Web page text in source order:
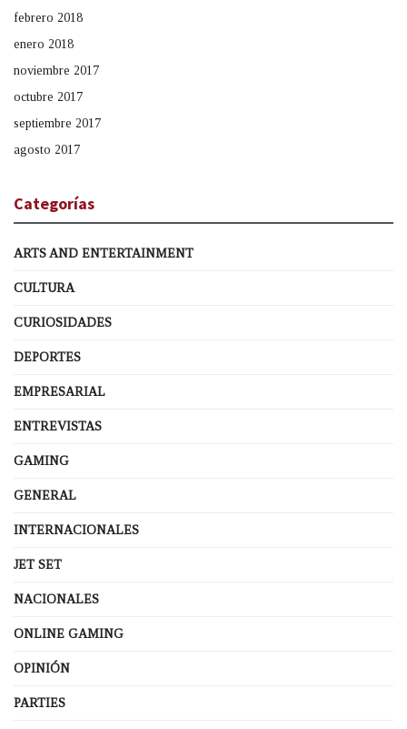
febrero 2018
enero 2018
noviembre 2017
octubre 2017
septiembre 2017
agosto 2017
Categorías
ARTS AND ENTERTAINMENT
CULTURA
CURIOSIDADES
DEPORTES
EMPRESARIAL
ENTREVISTAS
GAMING
GENERAL
INTERNACIONALES
JET SET
NACIONALES
ONLINE GAMING
OPINIÓN
PARTIES